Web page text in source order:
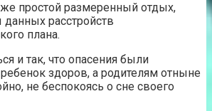
простой размеренный отдых,
расстройств
плана.
и так, что опасения были
здоров, а родителям отныне
не беспокоясь о сне своего